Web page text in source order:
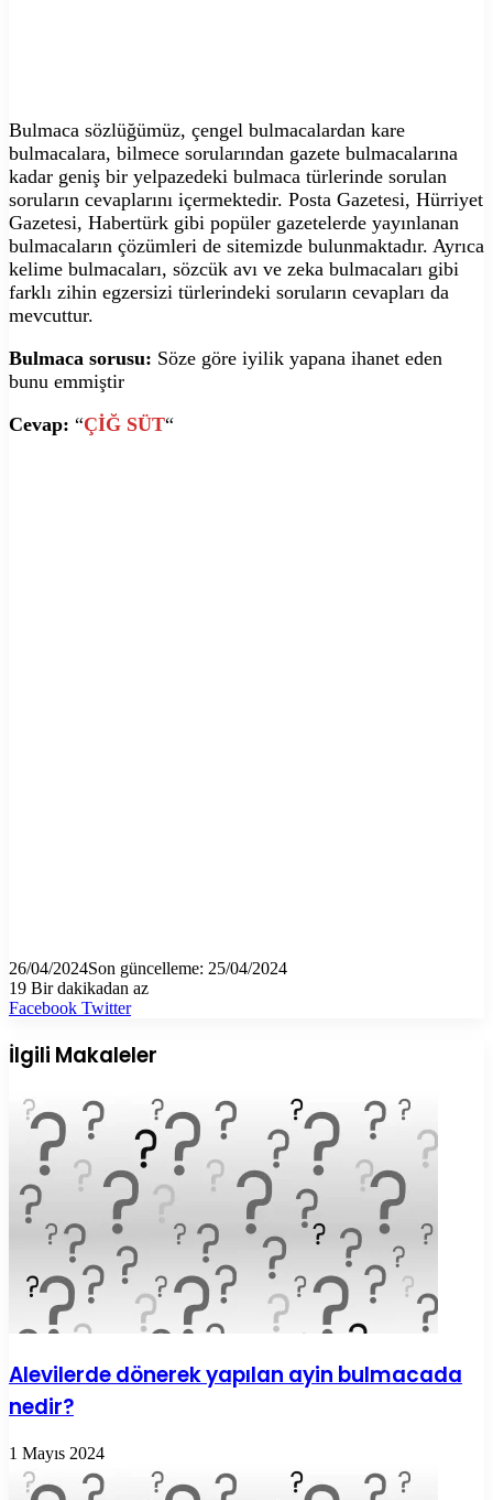
Bulmaca sözlüğümüz, çengel bulmacalardan kare
bulmacalara, bilmece sorularından gazete bulmacalarına
kadar geniş bir yelpazedeki bulmaca türlerinde sorulan
soruların cevaplarını içermektedir. Posta Gazetesi, Hürriyet
Gazetesi, Habertürk gibi popüler gazetelerde yayınlanan
bulmacaların çözümleri de sitemizde bulunmaktadır. Ayrıca
kelime bulmacaları, sözcük avı ve zeka bulmacaları gibi
farklı zihin egzersizi türlerindeki soruların cevapları da
mevcuttur.
Bulmaca sorusu: Söze göre iyilik yapana ihanet eden
bunu emmiştir
Cevap: “ÇİĞ SÜT“
26/04/2024Son güncelleme: 25/04/2024
19 Bir dakikadan az
Facebook TwitterLinkedIn
Tumblr
Pinterest
Reddit
VKontakte
E-
ile
paylaş
Yazdır
İlgili Makaleler
Alevilerde dönerek yapılan ayin bulmacada
nedir?
1 Mayıs 2024